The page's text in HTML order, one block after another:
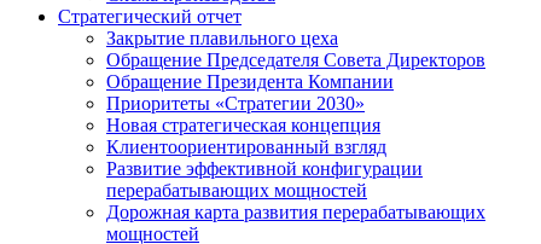
Стратегический отчет
Закрытие плавильного цеха
Обращение Председателя Совета Директоров
Обращение Президента Компании
Приоритеты «Стратегии 2030»
Новая стратегическая концепция
Клиентоориентированный взгляд
Развитие эффективной конфигурации
перерабатывающих мощностей
Дорожная карта развития перерабатывающих
мощностей